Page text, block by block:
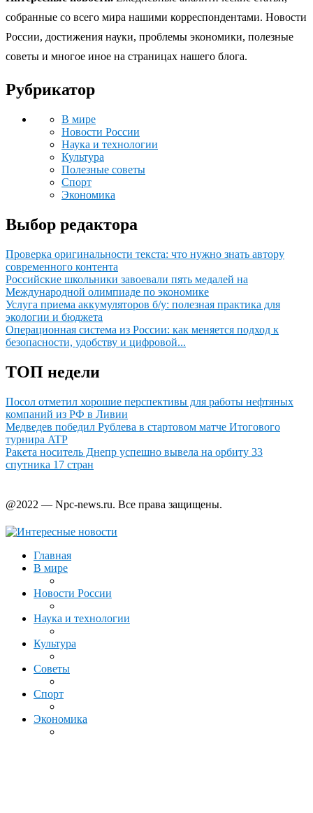
собранные со всего мира нашими корреспондентами. Новости
России, достижения науки, проблемы экономики, полезные
советы и многое иное на страницах нашего блога.
Рубрикатор
В мире
Новости России
Наука и технологии
Культура
Полезные советы
Спорт
Экономика
Выбор редактора
Проверка оригинальности текста: что нужно знать автору
современного контента
Российские школьники завоевали пять медалей на
Международной олимпиаде по экономике
Услуга приема аккумуляторов б/у: полезная практика для
экологии и бюджета
Операционная система из России: как меняется подход к
безопасности, удобству и цифровой...
ТОП недели
Посол отметил хорошие перспективы для работы нефтяных
компаний из РФ в Ливии
Медведев победил Рублева в стартовом матче Итогового
турнира ATP
Ракета носитель Днепр успешно вывела на орбиту 33
спутника 17 стран
@2022 — Npc-news.ru. Все права защищены.
Главная
В мире
Новости России
Наука и технологии
Культура
Советы
Спорт
Экономика